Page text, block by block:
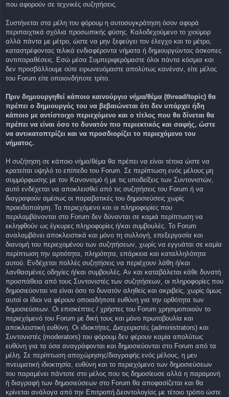
που αφορούν σε τεχνικές συζητήσεις.
Συστήνεται στα μέλη του φόρουμ η αυτοσυγκράτηση όσον αφορά
περιπαιχτικά σχόλια προσωπικής φύσης. Καλοδεχούμενο το χιούμορ
αλλά πάντα με μέτρο, ώστε να μην ξεφεύγει τον έλεγχο και το μέτρο,
καταστρέφοντας τελικά ενδιαφέροντα νήματα ή δημιουργώντας άσκοπες
αντιπαραθέσεις. Εσώ μέσα Συμπεριφερόμαστε όλοι πάντα κόσμια και
δεν προσβάλλουμε ούτε ειρωνευόμαστε απολύτως κανέναν, είτε μέλος
του Forum είτε οποιονδήποτε τρίτο.
Πριν δημιουργηθεί κάποιο καινούργιο νήμα/θέμα (thread/topic) θα
πρέπει ο δημιουργός του να βεβαιώνεται ότι δεν υπάρχει ήδη
κάποιο με αντίστοιχο περιεχόμενο και ο τίτλος που θα δίνεται θα
πρέπει να είναι όσο το δυνατόν πιο περιεκτικός και σαφής, ώστε
να αντικατοπτρίζει και να προσδιορίζει το περιεχόμενο του
νήματος.
Η συζήτηση σε κάποιο νήμα/θέμα θα πρέπει να είναι τέτοια ώστε να
κρατείται υψηλό το επίπεδο του Forum. Σε περίπτωση ενός μέλους μη
συμμόρφωσης με τον Κανονισμό ή με τις υποδείξεις των Συντονιστών,
αυτό ενδέχεται να αποκλεισθεί από τις συζητήσεις του Forum ή να
διαγραφούν αμέσως οι παραβατικές του δημοσιεύσεις χωρίς
προειδοποίηση. Το περιεχόμενο και οι πληροφορίες που
περιλαμβάνονται στο Forum δεν δύνανται σε καμιά περίπτωση να
εκληφθούν ως έγκυρες πληροφορίες ή/και συμβουλές. Το Forum
αναλαμβάνει αποκλειστικά και μόνο τη συλλογή, επεξεργασία και
διανομή του περιεχομένου των συζητήσεων, χωρίς να εγγυάται σε καμία
περίπτωση την αρτιότητα, πληρότητα, επάρκεια και καταλληλότητα
αυτού. Ενδέχεται πολλές συζητήσεις να περιέχουν λάθη ή/και
λανθασμένες οδηγίες ή/και συμβουλές. Αν και καταβάλεται κάθε δυνατή
προσπάθεια από τους Συντονιστές των συζητήσεων, οι πληροφορίες που
δημοσιεύονται να είναι όσο το δυνατόν αληθείς και ακριβείς, χωρίς όμως
αυτοί οι ίδιοι να φέρουν οποιαδήποτε ευθύνη για την ορθότητα των
δημοσιεύσεων. Οι επισκέπτες / χρήστες του Forum χρησιμοποιούν το
περιεχόμενό του Forum με δική τους και μόνο πρωτοβουλία και
αποκλειστική ευθύνη. Οι ιδιοκτήτες, Διαχειριστές (administrators) και
Συντονιστές (moderators) του φόρουμ δεν φέρουν καμία απολύτως
ευθύνη για τα όσα αναγράφονται και δημοσιεύονται στο Forum από τα
μέλη. Σε περίπτωση αποχώρησης/διαγραφής ενός μέλους, η μεν
πνευματική ιδιοκτησία, ευθύνη και το περιεχόμενο των δημοσιεύσεων
του παραμένει πάντοτε στο μέλος που τις δημοσίευσε αλλά η παραμονή
ή διαγραφή των δημοσιεύσεων στο Forum θα αποφασίζεται και θα
κρίνεται ανάλογα από την Επιτροπή Δεοντολογίας με τέτοιο τρόπο ώστε